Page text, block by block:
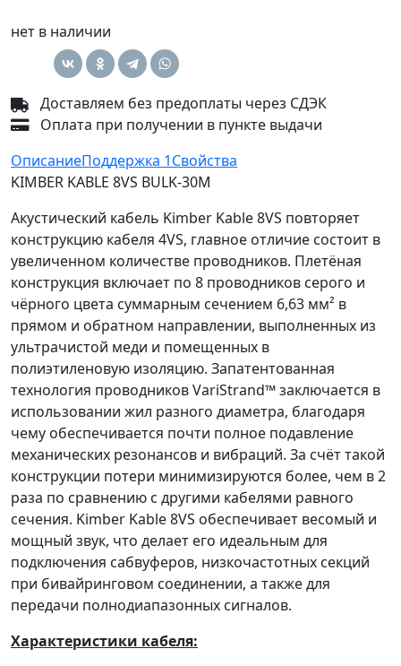
нет в наличии
Доставляем без предоплаты через СДЭК
Оплата при получении в пункте выдачи
ОписаниеПоддержка 1Свойства
KIMBER KABLE 8VS BULK-30M
Акустический кабель Kimber Kable 8VS повторяет
конструкцию кабеля 4VS, главное отличие состоит в
увеличенном количестве проводников. Плетёная
конструкция включает по 8 проводников серого и
чёрного цвета суммарным сечением 6,63 мм² в
прямом и обратном направлении, выполненных из
ультрачистой меди и помещенных в
полиэтиленовую изоляцию. Запатентованная
технология проводников VariStrand™ заключается в
использовании жил разного диаметра, благодаря
чему обеспечивается почти полное подавление
механических резонансов и вибраций. За счёт такой
конструкции потери минимизируются более, чем в 2
раза по сравнению с другими кабелями равного
сечения. Kimber Kable 8VS обеспечивает весомый и
мощный звук, что делает его идеальным для
подключения сабвуферов, низкочастотных секций
при бивайринговом соединении, а также для
передачи полнодиапазонных сигналов.
Характеристики кабеля: